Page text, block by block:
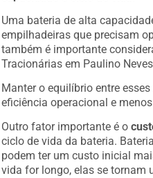
Uma bateria de alta
empilhadeiras que precisam
também é importante
Tracionárias em Paulino
Manter o equilíbrio entre
eficiência operacional e
Outro fator importante é o
ciclo de vida da bateria.
podem ter um custo inicial
vida for longo, elas se tornam